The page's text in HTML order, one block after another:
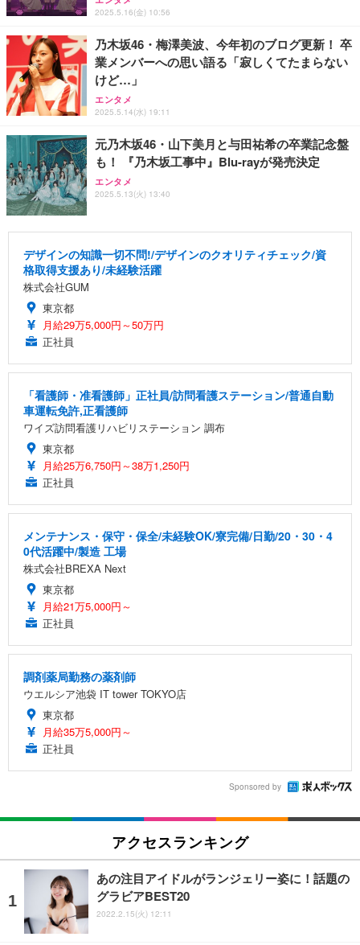
2025.5.16(金) 10:56
乃木坂46・梅澤美波、今年初のブログ更新！ 卒
業メンバーへの思い語る「寂しくてたまらない
けど…」
エンタメ
2025.5.14(水) 19:11
元乃木坂46・山下美月と与田祐希の卒業記念盤
も！ 『乃木坂工事中』Blu-rayが発売決定
エンタメ
2025.5.13(火) 13:40
デザインの知識一切不問!/デザインのクオリティチェック/資
格取得支援あり/未経験活躍
株式会社GUM
東京都
月給29万5,000円～50万円
正社員
「看護師・准看護師」正社員/訪問看護ステーション/普通自動
車運転免許,正看護師
ワイズ訪問看護リハビリステーション 調布
東京都
月給25万6,750円～38万1,250円
正社員
メンテナンス・保守・保全/未経験OK/寮完備/日勤/20・30・4
0代活躍中/製造 工場
株式会社BREXA Next
東京都
月給21万5,000円～
正社員
調剤薬局勤務の薬剤師
ウエルシア池袋 IT tower TOKYO店
東京都
月給35万5,000円～
正社員
Sponsored by
アクセスランキング
あの注目アイドルがランジェリー姿に！話題の
グラビアBEST20
2022.2.15(火) 12:11